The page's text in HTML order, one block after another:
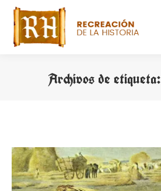
Archivos de etiqueta: